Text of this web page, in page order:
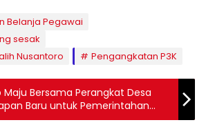
Belanja Pegawai
sesak
Nusantoro
Pengangkatan P3K
Maju Bersama Perangkat Desa
Baru untuk Pemerintahan